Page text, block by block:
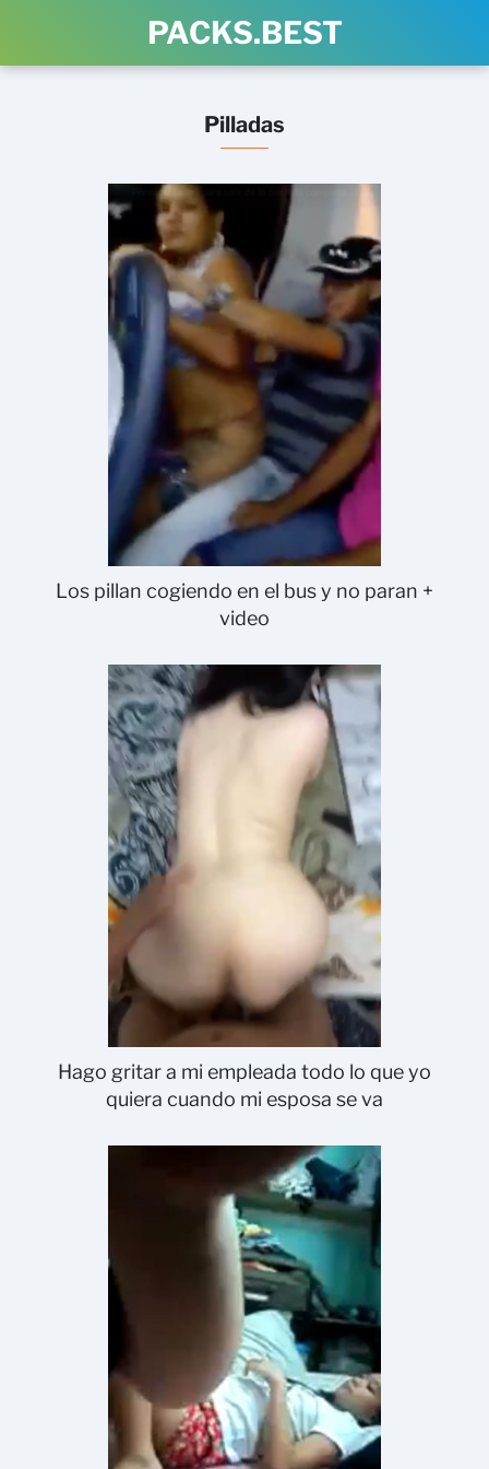
PACKS.BEST
Pilladas
Los pillan cogiendo en el bus y no paran +
video
Hago gritar a mi empleada todo lo que yo
quiera cuando mi esposa se va